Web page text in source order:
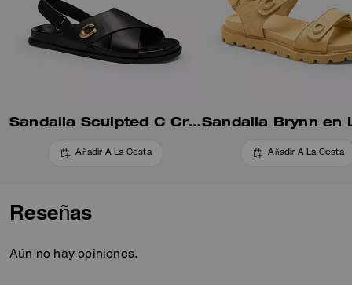
Sandalia Sculpted C Cruzada
Añadir A La Cesta Añadir A La Cesta
Reseñas
Aún no hay opiniones.